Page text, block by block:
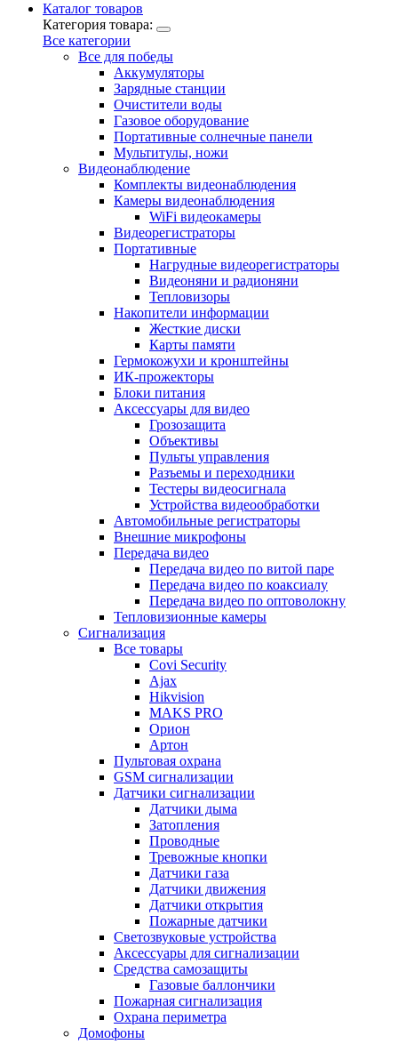
Каталог товаров
Категория товара:
Все категории
Все для победы
Аккумуляторы
Зарядные станции
Очистители воды
Газовое оборудование
Портативные солнечные панели
Мультитулы, ножи
Видеонаблюдение
Комплекты видеонаблюдения
Камеры видеонаблюдения
WiFi видеокамеры
Видеорегистраторы
Портативные
Нагрудные видеорегистраторы
Видеоняни и радионяни
Тепловизоры
Накопители информации
Жесткие диски
Карты памяти
Гермокожухи и кронштейны
ИК-прожекторы
Блоки питания
Аксессуары для видео
Грозозащита
Объективы
Пульты управления
Разъемы и переходники
Тестеры видеосигнала
Устройства видеообработки
Автомобильные регистраторы
Внешние микрофоны
Передача видео
Передача видео по витой паре
Передача видео по коаксиалу
Передача видео по оптоволокну
Тепловизионные камеры
Сигнализация
Все товары
Covi Security
Ajax
Hikvision
MAKS PRO
Орион
Артон
Пультовая охрана
GSM сигнализации
Датчики сигнализации
Датчики дыма
Затопления
Проводные
Тревожные кнопки
Датчики газа
Датчики движения
Датчики открытия
Пожарные датчики
Светозвуковые устройства
Аксессуары для сигнализации
Средства самозащиты
Газовые баллончики
Пожарная сигнализация
Охрана периметра
Домофоны